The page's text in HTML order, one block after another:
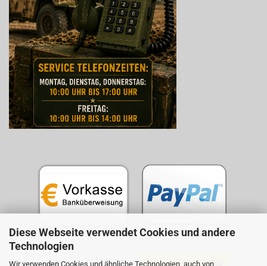
Diese Webseite verwendet Cookies und andere
Technologien
Wir verwenden Cookies und ähnliche Technologien, auch von